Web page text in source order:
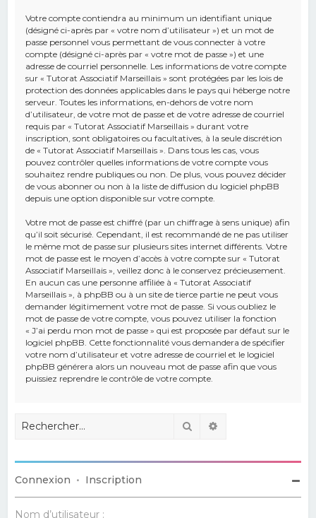
Votre compte contiendra au minimum un identifiant unique
(désigné ci-après par « votre nom d’utilisateur ») et un mot de
passe personnel vous permettant de vous connecter à votre
compte (désigné ci-après par « votre mot de passe ») et une
adresse de courriel personnelle. Les informations de votre compte
sur « Tutorat Associatif Marseillais » sont protégées par les lois de
protection des données applicables dans le pays qui héberge notre
serveur. Toutes les informations, en-dehors de votre nom
d’utilisateur, de votre mot de passe et de votre adresse de courriel
requis par « Tutorat Associatif Marseillais » durant votre
inscription, sont obligatoires ou facultatives, à la seule discrétion
de « Tutorat Associatif Marseillais ». Dans tous les cas, vous
pouvez contrôler quelles informations de votre compte vous
souhaitez rendre publiques ou non. De plus, vous pouvez décider
de vous abonner ou non à la liste de diffusion du logiciel phpBB
depuis une option disponible sur votre compte.
Votre mot de passe est chiffré (par un chiffrage à sens unique) afin
qu’il soit sécurisé. Cependant, il est recommandé de ne pas utiliser
le même mot de passe sur plusieurs sites internet différents. Votre
mot de passe est le moyen d’accès à votre compte sur « Tutorat
Associatif Marseillais », veillez donc à le conservez précieusement.
En aucun cas une personne affiliée à « Tutorat Associatif
Marseillais », à phpBB ou à un site de tierce partie ne peut vous
demander légitimement votre mot de passe. Si vous oubliez le
mot de passe de votre compte, vous pouvez utiliser la fonction
« J’ai perdu mon mot de passe » qui est proposée par défaut sur le
logiciel phpBB. Cette fonctionnalité vous demandera de spécifier
votre nom d’utilisateur et votre adresse de courriel et le logiciel
phpBB générera alors un nouveau mot de passe afin que vous
puissiez reprendre le contrôle de votre compte.
Rechercher
Connexion • Inscription
Nom d’utilisateur :